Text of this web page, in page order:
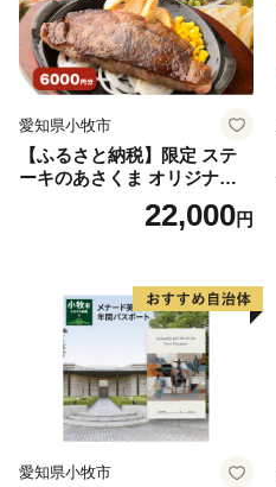
愛知県小牧市
【ふるさと納税】限定 ステ
ーキのあさくま オリジナル
お食事券 6000円 お好きなメ
ニュー 好きなだけ コーンス
県 小牧店 小牧市 チケット 送
料無料
22,000円
愛知県小牧市